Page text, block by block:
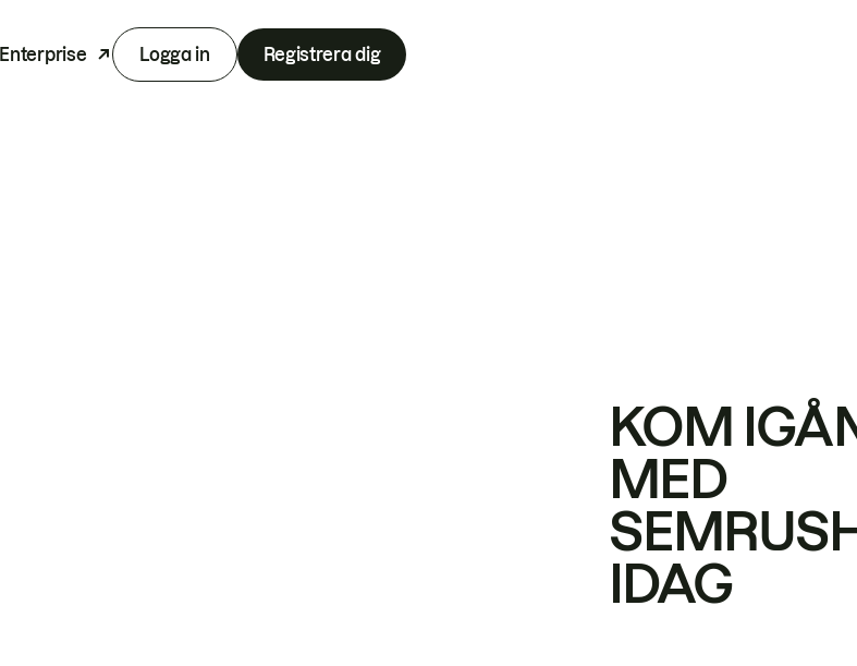
Enterprise Logga in Registrera dig
KOM
MED
IDAG